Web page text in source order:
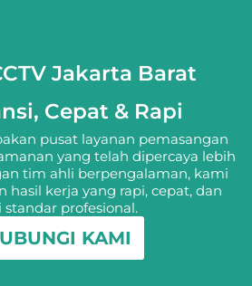
Jakarta Barat
Cepat & Rapi
pusat layanan pemasangan
yang telah dipercaya lebih
tim ahli berpengalaman, kami
hasil kerja yang rapi, cepat, dan
standar profesional.
KAMI